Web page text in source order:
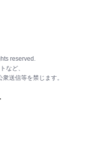
reserved.
など、
送信等を禁じます。